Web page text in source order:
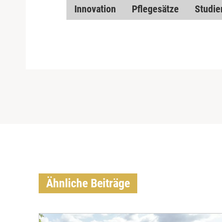
Innovation Pflegesätze
Ähnliche Beiträge